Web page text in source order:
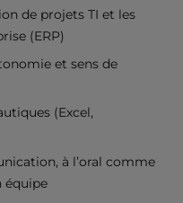
de projets TI et les
(ERP)
et sens de
(Excel,
à l’oral comme
équipe